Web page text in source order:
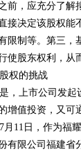
前，应充分了解
接决定该股权能
限制等。第三，
使股东权利，从
权的挑战
，上市公司发起
增值投资，又可
11日，作为福
有限公司福建省